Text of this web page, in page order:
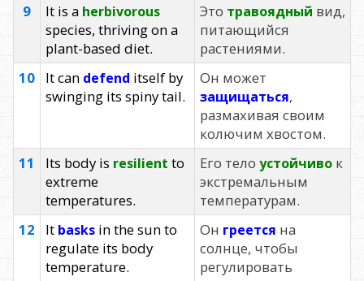
9
It is a herbivorous
species, thriving on a
plant-based diet.
Это травоядный вид,
питающийся
растениями.
10
It can defend itself by
swinging its spiny tail.
Он может
защищаться,
размахивая своим
колючим хвостом.
11
Its body is resilient to
extreme
temperatures.
Его тело устойчиво к
экстремальным
температурам.
12
It basks in the sun to
regulate its body
temperature.
Он греется на
солнце, чтобы
регулировать